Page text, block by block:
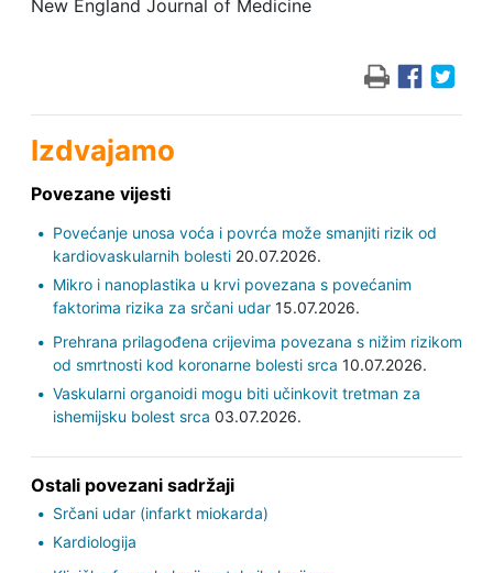
New England Journal of Medicine
Izdvajamo
Povezane vijesti
Povećanje unosa voća i povrća može smanjiti rizik od
kardiovaskularnih bolesti20.07.2026.
Mikro i nanoplastika u krvi povezana s povećanim
faktorima rizika za srčani udar15.07.2026.
Prehrana prilagođena crijevima povezana s nižim rizikom
od smrtnosti kod koronarne bolesti srca 10.07.2026.
Vaskularni organoidi mogu biti učinkovit tretman za
ishemijsku bolest srca 03.07.2026.
Ostali povezani sadržaji
Srčani udar (infarkt miokarda)
Kardiologija